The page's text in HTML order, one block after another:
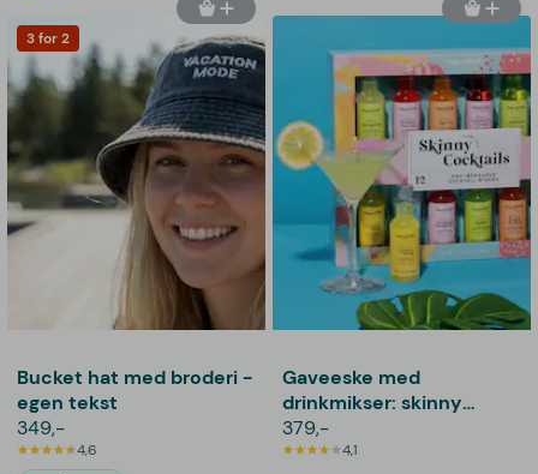
3 for 2
Bucket hat med broderi -
egen tekst
349,-
4,6
Gaveeske med
drinkmikser: skinny
cocktails - thoughtfully
379,-
4,1